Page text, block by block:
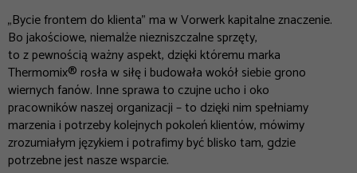
„Bycie frontem do klienta” ma w Vorwerk kapitalne znaczenie.
Bo jakościowe, niemalże niezniszczalne sprzęty,
to z pewnością ważny aspekt, dzięki któremu marka
Thermomix® rosła w siłę i budowała wokół siebie grono
wiernych fanów. Inne sprawa to czujne ucho i oko
pracowników naszej organizacji – to dzięki nim spełniamy
marzenia i potrzeby kolejnych pokoleń klientów, mówimy
zrozumiałym językiem i potrafimy być blisko tam, gdzie
potrzebne jest nasze wsparcie.